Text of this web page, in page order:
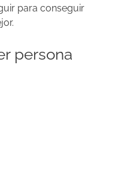
para conseguir
persona